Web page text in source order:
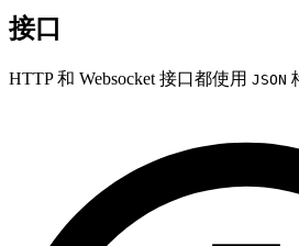
接口
HTTP 和 Websocket 接口都使用 JSON